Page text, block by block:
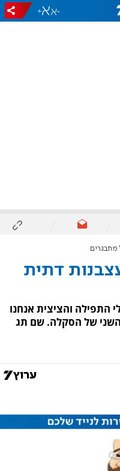
-
+
מתבגרים
דתית
התפילה והציצית אנחנו
של הסקלה. שם תג